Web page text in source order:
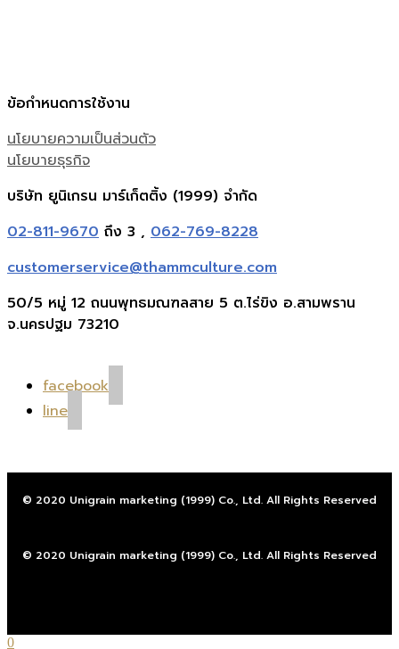
ข้อกำหนดการใช้งาน
นโยบายความเป็นส่วนตัว
นโยบายธุรกิจ
บริษัท ยูนิเกรน มาร์เก็ตติ้ง (1999) จำกัด
02-811-9670 ถึง 3 , 062-769-8228
customerservice@thammculture.com
50/5 หมู่ 12 ถนนพุทธมณฑลสาย 5 ต.ไร่ขิง อ.สามพราน
จ.นครปฐม 73210
facebook
line
© 2020 Unigrain marketing (1999) Co., Ltd. All Rights Reserved
© 2020 Unigrain marketing (1999) Co., Ltd. All Rights Reserved
0